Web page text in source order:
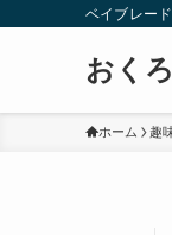
ベイブレー
おく
ホーム 趣